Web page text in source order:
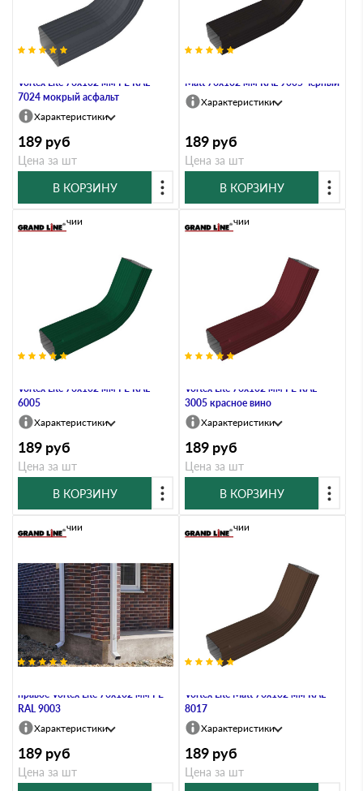
Колено трубы гофрированное
Vortex Lite 76х102 мм PE RAL
7024 мокрый асфальт
Характеристики
189 руб
Цена за шт
В КОРЗИНУ
Matt 76х102 мм RAL 9005 черный
Характеристики
189 руб
Цена за шт
В КОРЗИНУ
Vortex Lite 76х102 мм PE RAL
6005
В наличии
Характеристики
189 руб
Цена за шт
В КОРЗИНУ
Vortex Lite 76х102 мм PE RAL
3005 красное вино
В наличии
Характеристики
189 руб
Цена за шт
В КОРЗИНУ
правое Vortex Lite 76х102 мм PE
RAL 9003
В наличии
Характеристики
189 руб
Цена за шт
Vortex Lite Matt 76х102 мм RAL
8017
В наличии
Характеристики
189 руб
Цена за шт